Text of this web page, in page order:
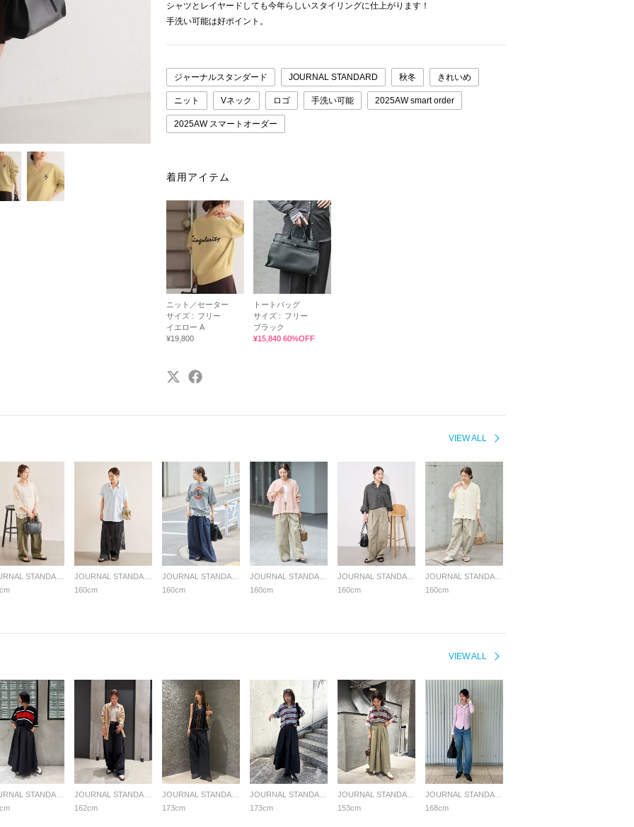
シャツとレイヤードしても今年らしいスタイリングに仕上がります！
手洗い可能は好ポイント。
ジャーナルスタンダード JOURNAL STANDARD 秋冬 きれいめ
ニット Vネック ロゴ 手洗い可能 2025AW smart order
2025AW スマートオーダー
着用アイテム
ニット／セーター
サイズ : フリー
イエロー A
¥19,800
トートバッグ
サイズ : フリー
ブラック
¥15,840 60%OFF
VIEW ALL
160cm
160cm
160cm
160cm
160cm
VIEW ALL
162cm
173cm
173cm
153cm
168cm